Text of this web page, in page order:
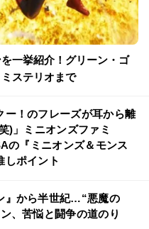
一挙紹介！グリーン・ゴ
ステリオまで
ー！のフレーズが耳から離
)」ミニオンズファミ
の『ミニオンズ＆モンス
しポイント
』から半世紀…“悪魔の
、苦悩と闘争の道のり